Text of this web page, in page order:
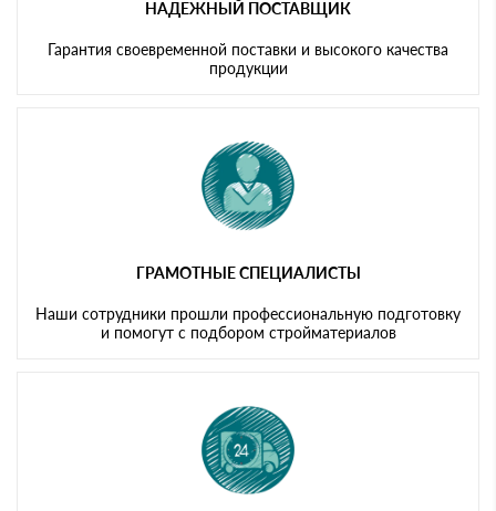
НАДЕЖНЫЙ ПОСТАВЩИК
Гарантия своевременной поставки и высокого качества
продукции
ГРАМОТНЫЕ СПЕЦИАЛИСТЫ
Наши сотрудники прошли профессиональную подготовку
и помогут с подбором стройматериалов